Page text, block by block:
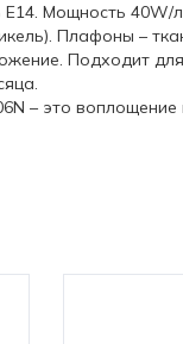
Мощность
Плафоны –
Подходит
– это